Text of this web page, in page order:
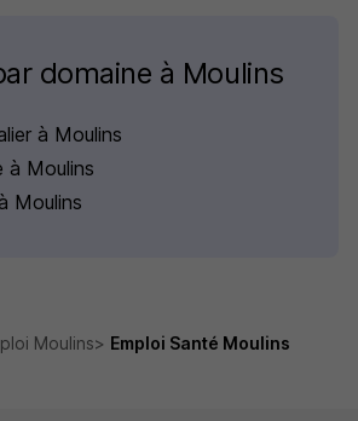
domaine à Moulins
à Moulins
à Moulins
Moulins
Moulins Emploi Santé Moulins